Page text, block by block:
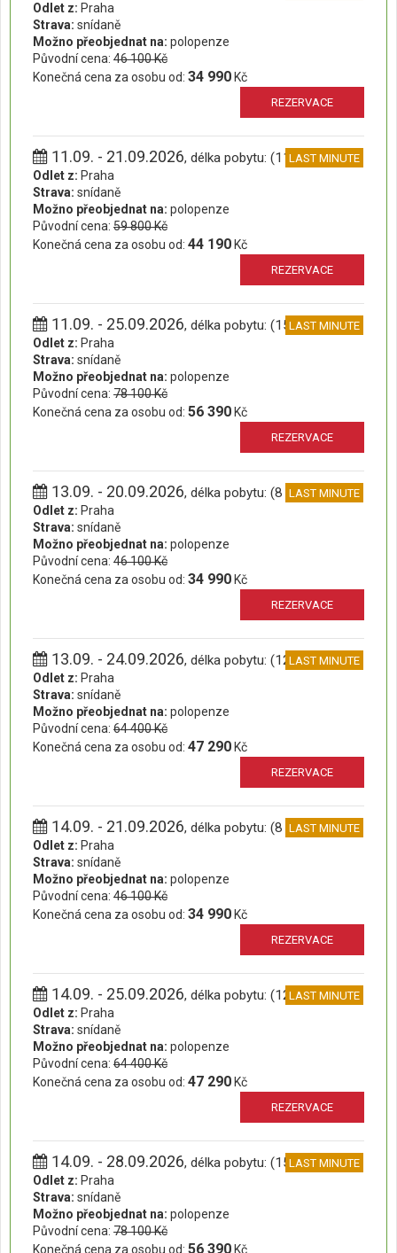
Odlet z: Praha
Strava: snídaně
Možno přeobjednat na: polopenze
Původní cena: 46 100 Kč
Konečná cena za osobu od: 34 990 Kč
REZERVACE
11.09. - 21.09.2026, délka pobytu: (11 dní)LAST MINUTE
Odlet z: Praha
Strava: snídaně
Možno přeobjednat na: polopenze
Původní cena: 59 800 Kč
Konečná cena za osobu od: 44 190 Kč
REZERVACE
11.09. - 25.09.2026, délka pobytu: (15 dní)LAST MINUTE
Odlet z: Praha
Strava: snídaně
Možno přeobjednat na: polopenze
Původní cena: 78 100 Kč
Konečná cena za osobu od: 56 390 Kč
REZERVACE
13.09. - 20.09.2026, délka pobytu: (8 dní)LAST MINUTE
Odlet z: Praha
Strava: snídaně
Možno přeobjednat na: polopenze
Původní cena: 46 100 Kč
Konečná cena za osobu od: 34 990 Kč
REZERVACE
13.09. - 24.09.2026, délka pobytu: (12 dní)LAST MINUTE
Odlet z: Praha
Strava: snídaně
Možno přeobjednat na: polopenze
Původní cena: 64 400 Kč
Konečná cena za osobu od: 47 290 Kč
REZERVACE
14.09. - 21.09.2026, délka pobytu: (8 dní)LAST MINUTE
Odlet z: Praha
Strava: snídaně
Možno přeobjednat na: polopenze
Původní cena: 46 100 Kč
Konečná cena za osobu od: 34 990 Kč
REZERVACE
14.09. - 25.09.2026, délka pobytu: (12 dní)LAST MINUTE
Odlet z: Praha
Strava: snídaně
Možno přeobjednat na: polopenze
Původní cena: 64 400 Kč
Konečná cena za osobu od: 47 290 Kč
REZERVACE
14.09. - 28.09.2026, délka pobytu: (15 dní)LAST MINUTE
Odlet z: Praha
Strava: snídaně
Možno přeobjednat na: polopenze
Původní cena: 78 100 Kč
Konečná cena za osobu od: 56 390 Kč